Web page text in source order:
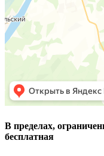
В пределах,
бесплатная